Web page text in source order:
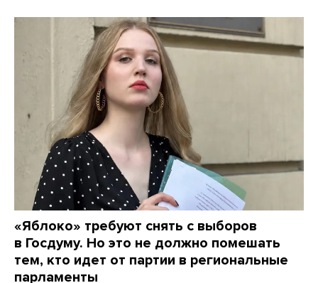
«Яблоко» требуют снять с выборов
в Госдуму. Но это не должно помешать
тем, кто идет от партии в региональные
парламенты